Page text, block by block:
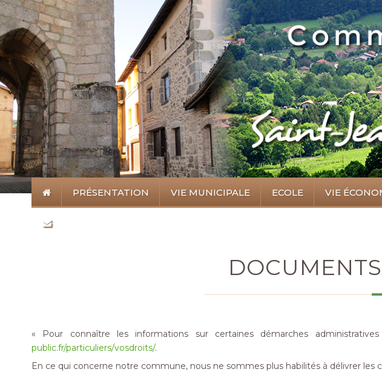
PRÉSENTATION VIE MUNICIPALE ECOLE VIE
« Pour connaître les informations sur certaines démarches
public.fr/particuliers/vosdroits/.
En ce qui concerne notre commune, nous ne sommes plus habilités à délivrer